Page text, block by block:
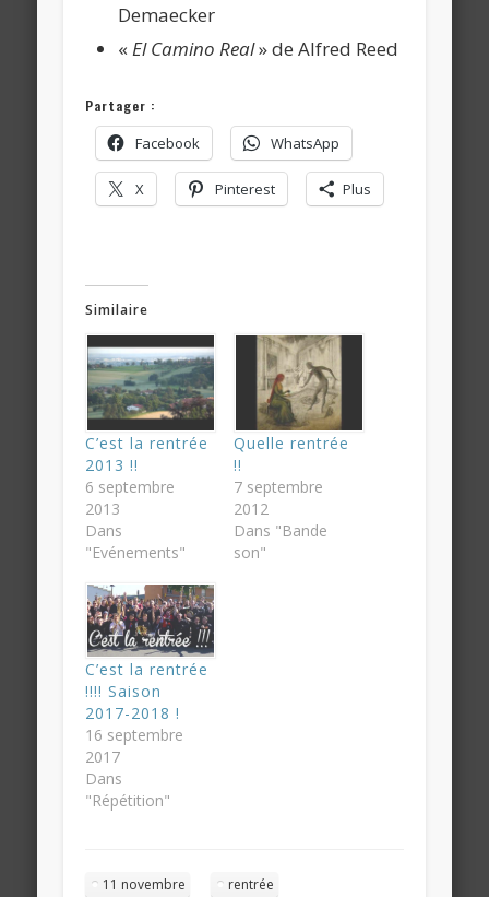
Demaecker
«El Camino Real» de Alfred Reed
Partager :
Facebook WhatsApp
X Pinterest Plus
Similaire
C’est la rentrée
2013 !!
6 septembre
2013
Dans
"Evénements"
Quelle rentrée
!!
7 septembre
2012
Dans "Bande
son"
C’est la rentrée
!!!! Saison
2017-2018 !
16 septembre
2017
Dans
"Répétition"
11 novembre rentrée